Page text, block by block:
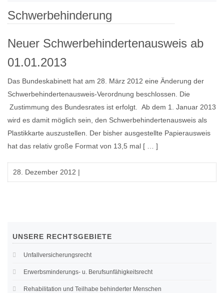
Schwerbehinderung
Neuer Schwerbehindertenausweis ab
01.01.2013
Das Bun­des­ka­bi­nett hat am 28. März 2012 eine Ände­rung der
Schwer­­be­hin­­der­­ten­aus­­weis-Ver­­or­d­­nung beschlos­sen. Die
Zustim­mung des Bun­des­ra­tes ist erfolgt. Ab dem 1. Janu­ar 2013
wird es damit mög­lich sein, den Schwer­be­hin­der­ten­aus­weis als
Plas­tik­kar­te aus­zu­stel­len. Der bis­her aus­ge­stell­te Papier­aus­weis
hat das rela­tiv gro­ße For­mat von 13,5 mal [ … ]
28. Dezember 2012
UNSERE RECHTSGEBIETE
Unfallversicherungsrecht
Erwerbsminderungs- u. Berufsunfähigkeitsrecht
Rehabilitation und Teilhabe behinderter Menschen